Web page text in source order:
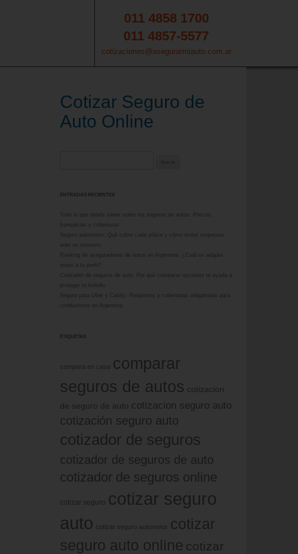
011 4858 1700
011 4857-5577
cotizaciones@asegurarmiauto.com.ar
Cotizar Seguro de
Auto Online
ENTRADAS RECIENTES
Seguro automotor: Qué cubre cada póliza y cómo evitar sorpresas
Cotizador de seguros de auto: Por qué comparar opciones te ayuda a
Seguro para Uber y Cabify: Requisitos y coberturas obligatorias para
ETIQUETAS
compara en casa comparar
seguros de autos cotizacion
de seguro de auto cotizacion seguro auto
cotización seguro auto
cotizador de seguros
cotizador de seguros de auto
cotizador de seguros online
cotizar seguro cotizar seguro
auto
cotizar seguro automotor cotizar
seguro auto online cotizar